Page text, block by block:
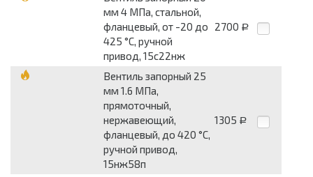
мм 4 МПа, стальной,
фланцевый, от -20 до
425 °С, ручной
привод, 15с22нж
2700 Р
Вентиль запорный 25
мм 1.6 МПа,
прямоточный,
нержавеющий,
фланцевый, до 420 °С,
ручной привод,
15нж58п
1305 Р